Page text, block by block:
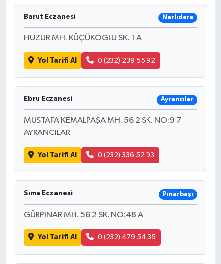
Barut Eczanesi Narlıdere
HUZUR MH. KÜÇÜKOGLU SK. 1 A
Yol Tarifi Al 0 (232) 239 55 92
Ebru Eczanesi Ayrancılar
MUSTAFA KEMALPAŞA MH. 56 2 SK. NO:9 7
AYRANCILAR
Yol Tarifi Al 0 (232) 336 52 93
Sıma Eczanesi Pınarbaşı
GÜRPINAR MH. 56 2 SK. NO:48 A
Yol Tarifi Al 0 (232) 479 54 35